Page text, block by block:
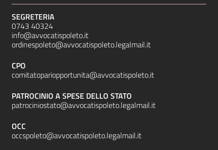
SEGRETERIA
0743 40324
info@avvocatispoleto.it
ordinespoleto@avvocatispoleto.legalmail.it
CPO
comitatopariopportunita@avvocatispoleto.it
PATROCINIO A SPESE DELLO STATO
patrociniostato@avvocatispoleto.legalmail.it
OCC
occspoleto@avvocatispoleto.legalmail.it